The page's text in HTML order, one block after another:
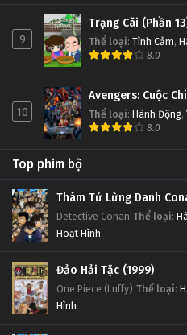
9
Trạng Cãi (Phần
Thể loại: Tình Cảm,
8.0
10
Avengers: Cuộc
Thể loại: Hành Động,
8.0
Top phim bộ
Thám Tử Lừng Danh
Detective Conan Thể loại:
Hoạt Hình
Đảo Hải Tặc (1999)
One Piece (Luffy) Thể loại:
Hình